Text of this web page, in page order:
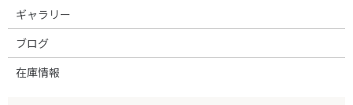
ギャラリー
ブログ
在庫情報